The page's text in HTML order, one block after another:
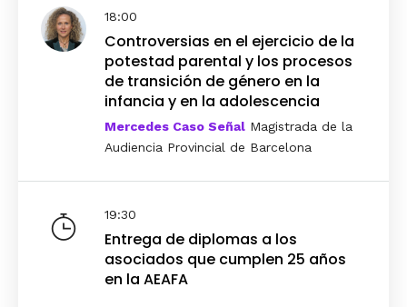
18:00
Controversias en el ejercicio de la
potestad parental y los procesos
de transición de género en la
infancia y en la adolescencia
Mercedes Caso Señal Magistrada de la
Audiencia Provincial de Barcelona
19:30
Entrega de diplomas a los
asociados que cumplen 25 años
en la AEAFA